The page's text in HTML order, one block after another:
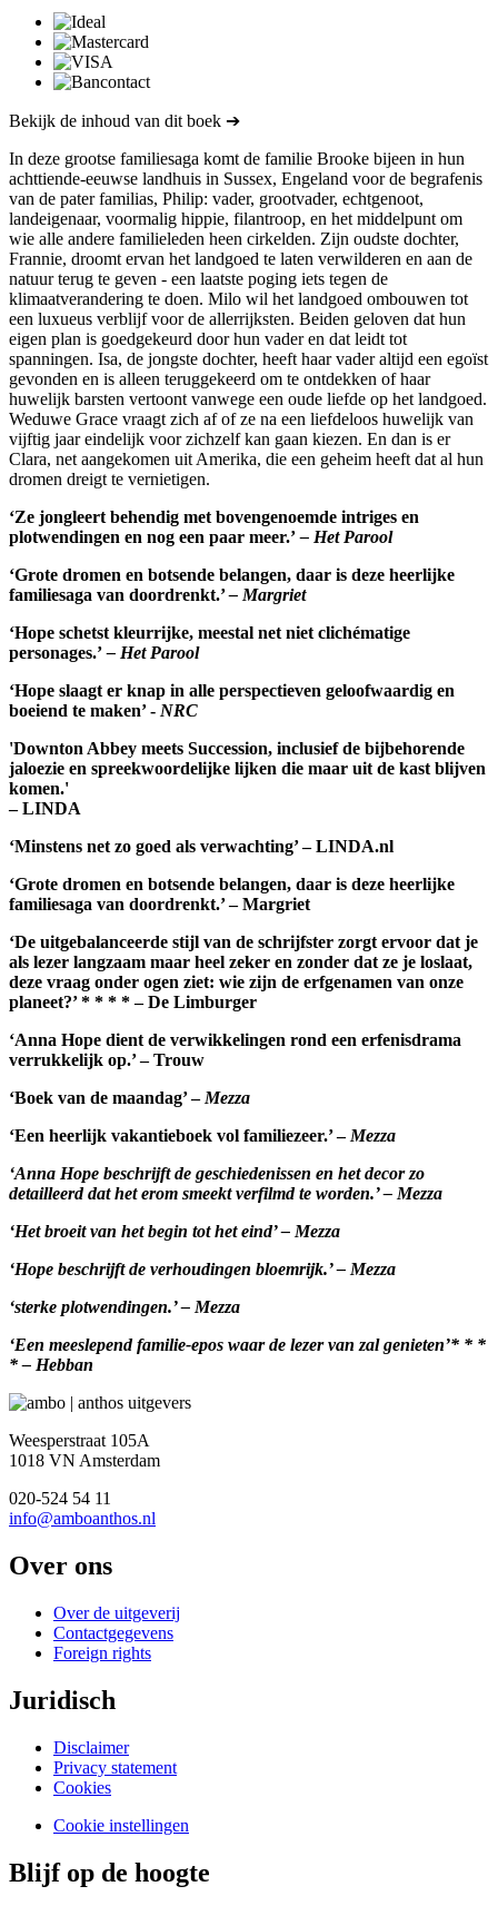
Bekijk de inhoud van dit boek ➔
In deze grootse familiesaga komt de familie Brooke bijeen in hun
achttiende-eeuwse landhuis in Sussex, Engeland voor de begrafenis
van de pater familias, Philip: vader, grootvader, echtgenoot,
landeigenaar, voormalig hippie, filantroop, en het middelpunt om
wie alle andere familieleden heen cirkelden. Zijn oudste dochter,
Frannie, droomt ervan het landgoed te laten verwilderen en aan de
natuur terug te geven - een laatste poging iets tegen de
klimaatverandering te doen. Milo wil het landgoed ombouwen tot
een luxueus verblijf voor de allerrijksten. Beiden geloven dat hun
eigen plan is goedgekeurd door hun vader en dat leidt tot
spanningen. Isa, de jongste dochter, heeft haar vader altijd een egoïst
gevonden en is alleen teruggekeerd om te ontdekken of haar
huwelijk barsten vertoont vanwege een oude liefde op het landgoed.
Weduwe Grace vraagt zich af of ze na een liefdeloos huwelijk van
vijftig jaar eindelijk voor zichzelf kan gaan kiezen. En dan is er
Clara, net aangekomen uit Amerika, die een geheim heeft dat al hun
dromen dreigt te vernietigen.
‘Ze jongleert behendig met bovengenoemde intriges en
plotwendingen en nog een paar meer.’– Het Parool
‘Grote dromen en botsende belangen, daar is deze heerlijke
familiesaga van doordrenkt.’– Margriet
‘Hope schetst kleurrijke, meestal net niet clichématige
personages.’– Het Parool
‘Hope slaagt er knap in alle perspectieven geloofwaardig en
boeiend te maken’ - NRC
'Downton Abbey meets Succession, inclusief de bijbehorende
jaloezie en spreekwoordelijke lijken die maar uit de kast blijven
komen.'
– LINDA
‘Minstens net zo goed als verwachting’ – LINDA.nl
‘Grote dromen en botsende belangen, daar is deze heerlijke
familiesaga van doordrenkt.’ – Margriet
‘De uitgebalanceerde stijl van de schrijfster zorgt ervoor dat je
als lezer langzaam maar heel zeker en zonder dat ze je loslaat,
deze vraag onder ogen ziet: wie zijn de erfgenamen van onze
planeet?’ * * * * – De Limburger
‘Anna Hope dient de verwikkelingen rond een erfenisdrama
verrukkelijk op.’ – Trouw
‘Boek van de maandag’ – Mezza
‘Een heerlijk vakantieboek vol familiezeer.’ – Mezza
‘Anna Hope beschrijft de geschiedenissen en het decor zo
detailleerd dat het erom smeekt verfilmd te worden.’ – Mezza
‘Het broeit van het begin tot het eind’ – Mezza
‘Hope beschrijft de verhoudingen bloemrijk.’ – Mezza
‘sterke plotwendingen.’ – Mezza
‘Een meeslepend familie-epos waar de lezer van zal genieten’* * *
* – Hebban
Weesperstraat 105A
1018 VN Amsterdam
020-524 54 11
info@amboanthos.nl
Over ons
Over de uitgeverij
Contactgegevens
Foreign rights
Juridisch
Disclaimer
Privacy statement
Cookies
Cookie instellingen
Blijf op de hoogte